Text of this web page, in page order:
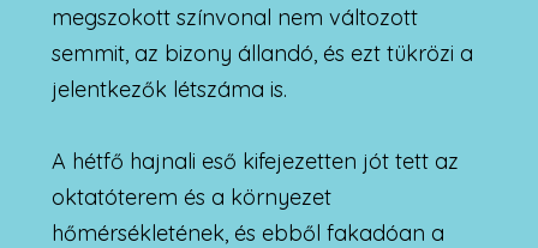
megszokott színvonal nem változott
semmit, az bizony állandó, és ezt tükrözi a
jelentkezők létszáma is.
A hétfő hajnali eső kifejezetten jót tett az
oktatóterem és a környezet
hőmérsékletének, és ebből fakadóan a